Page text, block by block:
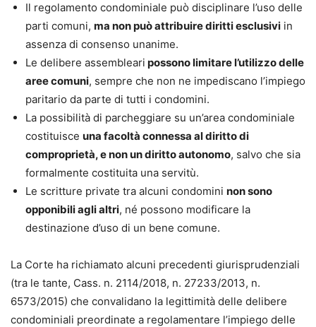
Il regolamento condominiale può disciplinare l’uso delle
parti comuni, ma non può attribuire diritti esclusivi in
assenza di consenso unanime.
Le delibere assembleari possono limitare l’utilizzo delle
aree comuni, sempre che non ne impediscano l’impiego
paritario da parte di tutti i condomini.
La possibilità di parcheggiare su un’area condominiale
costituisce una facoltà connessa al diritto di
comproprietà, e non un diritto autonomo, salvo che sia
formalmente costituita una servitù.
Le scritture private tra alcuni condomini non sono
opponibili agli altri, né possono modificare la
destinazione d’uso di un bene comune.
La Corte ha richiamato alcuni precedenti giurisprudenziali
(tra le tante, Cass. n. 2114/2018, n. 27233/2013, n.
6573/2015) che convalidano la legittimità delle delibere
condominiali preordinate a regolamentare l’impiego delle